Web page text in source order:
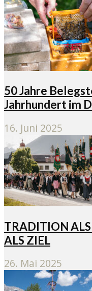
50 Jahre
Jahrhundert im
16. Juni 2025
TRADITION
ALS ZIEL
26. Mai 2025